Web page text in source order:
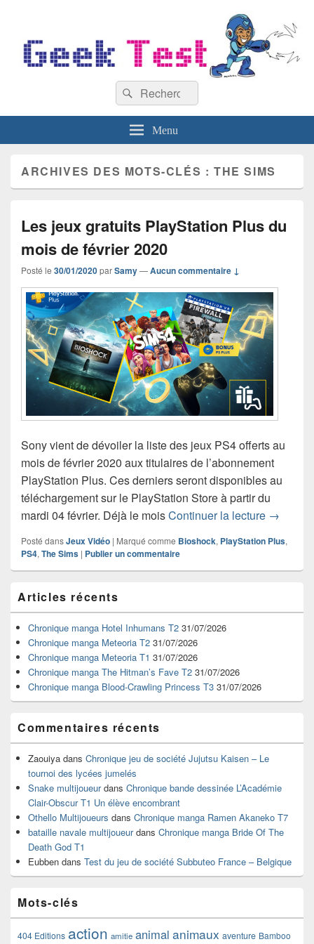
Recherche :
Rechercher
Menu
ARCHIVES DES MOTS-CLÉS :THE SIMS
Les jeux gratuits PlayStation Plus du
mois de février 2020
Posté le 30/01/2020parSamy—Aucun commentaire ↓
Sony vient de dévoiler la liste des jeux PS4 offerts au
mois de février 2020 aux titulaires de l’abonnement
PlayStation Plus. Ces derniers seront disponibles au
téléchargement sur le PlayStation Store à partir du
mardi 04 février. Déjà le moisContinuer la lecture Les
→
Posté dansJeux Vidéo | Marqué comme Bioshock, PlayStation Plus,
PS4, The Sims | Publier un commentaire
principale
de
widget
pour
barre
latérale
Articles récents
Chronique manga Hotel Inhumans T2 31/07/2026
Chronique manga Meteoria T2 31/07/2026
Chronique manga Meteoria T1 31/07/2026
Chronique manga The Hitman’s Fave T2 31/07/2026
Chronique manga Blood-Crawling Princess T3 31/07/2026
Commentaires récents
Zaouiya dans Chronique jeu de société Jujutsu Kaisen – Le
tournoi des lycées jumelés
Snake multijoueurdans Chronique bande dessinée L’Académie
Clair-Obscur T1 Un élève encombrant
Othello Multijoueurs dans Chronique manga Ramen Akaneko T7
bataille navale multijoueurdans Chronique manga Bride Of The
Death God T1
Eubben dans Test du jeu de société Subbuteo France – Belgique
Mots-clés
404 Editions action amitie animal animaux aventure Bamboo